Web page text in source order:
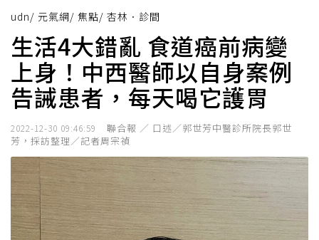
udn/ 元氣網/ 焦點/ 杏林．診間
生活4大錯亂 食道癌前病變
上身！中西醫師以自身案例
告誡患者，每天喝它護胃
2022-12-30 09:46:59
聯合報 ／ 口述／郭世芳中醫診所院長郭世
芳，採訪整理／記者周宗禎